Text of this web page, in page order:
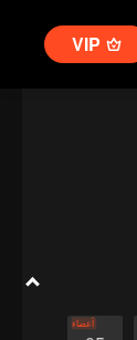
VIP
أعضاء